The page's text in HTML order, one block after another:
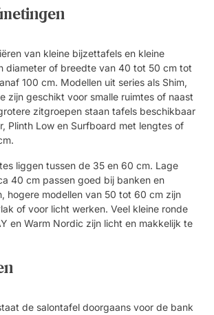
van kleine bijzettafels en kleine
diameter of breedte van 40 tot 50 cm tot
100 cm. Modellen uit series als Shim,
zijn geschikt voor smalle ruimtes of naast
zitgroepen staan tafels beschikbaar
Plinth Low en Surfboard met lengtes of
liggen tussen de 35 en 60 cm. Lage
40 cm passen goed bij banken en
hogere modellen van 50 tot 60 cm zijn
of voor licht werken. Veel kleine ronde
en Warm Nordic zijn licht en makkelijk te
de salontafel doorgaans voor de bank